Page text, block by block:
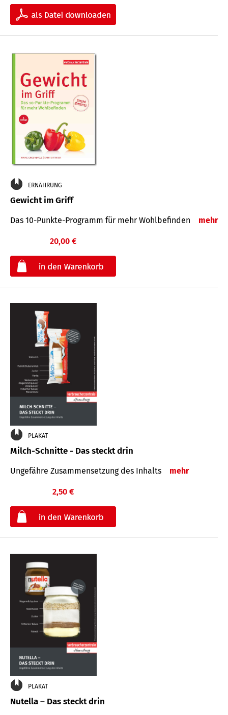
ERNÄHRUNG
Gewicht im Griff
Das 10-Punkte-Programm für mehr Wohlbefinden mehr
20,00 €
PLAKAT
Milch-Schnitte - Das steckt drin
Ungefähre Zu­sammen­setzung des Inhalts mehr
2,50 €
PLAKAT
Nutella – Das steckt drin